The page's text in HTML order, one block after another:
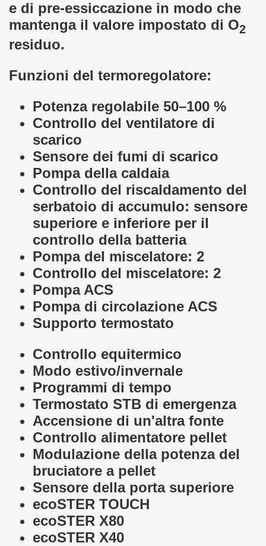
e di pre-essiccazione in modo che
mantenga il valore impostato di O2
residuo.
Funzioni del termoregolatore:
Potenza regolabile 50–100 %
Controllo del ventilatore di
scarico
Sensore dei fumi di scarico
Pompa della caldaia
Controllo del riscaldamento del
serbatoio di accumulo: sensore
superiore e inferiore per il
controllo della batteria
Pompa del miscelatore: 2
Controllo del miscelatore: 2
Pompa ACS
Pompa di circolazione ACS
Supporto termostato
Controllo equitermico
Modo estivo/invernale
Programmi di tempo
Termostato STB di emergenza
Accensione di un'altra fonte
Controllo alimentatore pellet
Modulazione della potenza del
bruciatore a pellet
Sensore della porta superiore
ecoSTER TOUCH
ecoSTER X80
ecoSTER X40